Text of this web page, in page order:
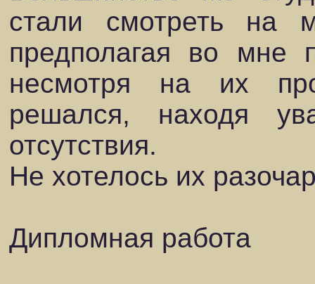
стали смотреть на
предполагая во мне
несмотря на их
решался, находя
отсутствия.
Не хотелось их
Дипломная работа